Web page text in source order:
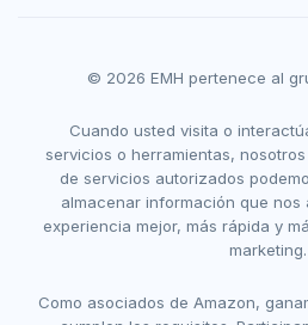
© 2026 EMH pertenece al
Cuando usted visita o
servicios o herramientas,
de servicios autorizados
almacenar información que
experiencia mejor, más rápida y
marketing.
Como asociados de Amazon,